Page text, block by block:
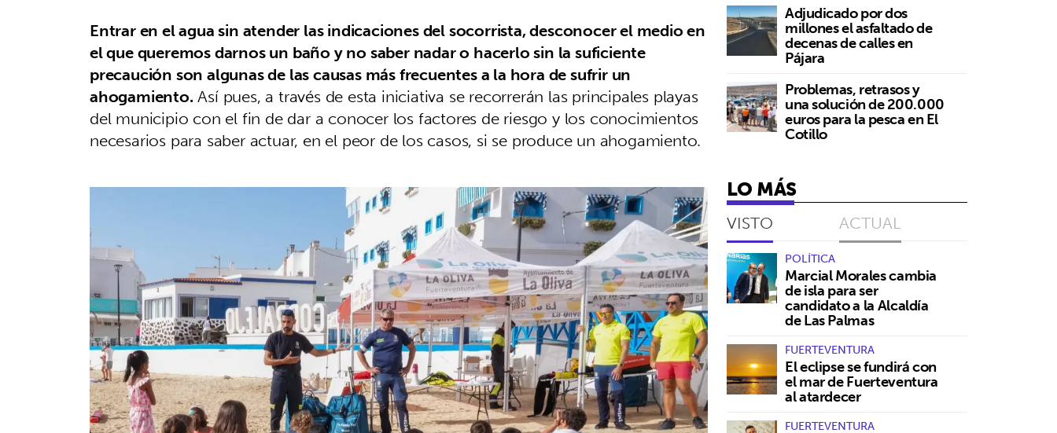
Entrar en el agua sin atender las indicaciones del socorrista, desconocer el medio en
el que queremos darnos un baño y no saber nadar o hacerlo sin la suficiente
precaución son algunas de las causas más frecuentes a la hora de sufrir un
ahogamiento.Así pues, a través de esta iniciativa se recorrerán las principales playas
del municipio con el fin de dar a conocer los factores de riesgo y los conocimientos
necesarios para saber actuar, en el peor de los casos, si se produce un ahogamiento.
Adjudicado por dos
millones el asfaltado de
decenas de calles en
Pájara
Problemas, retrasos y
una solución de 200.000
euros para la pesca en El
Cotillo
LO MÁS
VISTO ACTUAL
POLÍTICA
Marcial Morales cambia
de isla para ser
candidato a la Alcaldía
de Las Palmas
FUERTEVENTURA
El eclipse se fundirá con
el mar de Fuerteventura
al atardecer
FUERTEVENTURA